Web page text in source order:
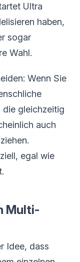
Ultra
haben,
sogar
Wahl.
Wenn Sie
die gleichzeitig
auch
egal wie
Multi-
Idee, dass